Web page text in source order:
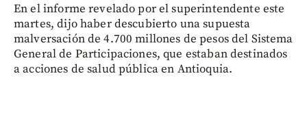
En el informe revelado por el superintendente este
martes, dijo haber descubierto una supuesta
malversación de 4.700 millones de pesos del Sistema
General de Participaciones, que estaban destinados
a acciones de salud pública en Antioquia.